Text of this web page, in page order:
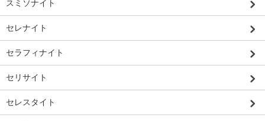
スミソナイト
セレナイト
セラフィナイト
セリサイト
セレスタイト